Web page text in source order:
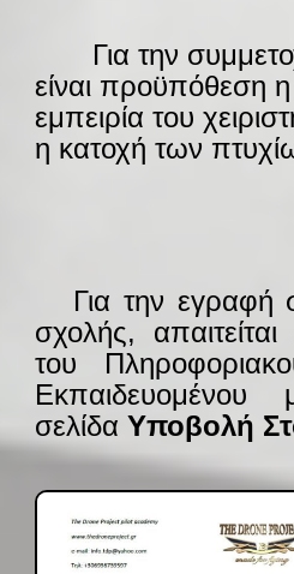
Για την
είναι προϋπόθεση η
εμπειρία του
η κατοχή των
Για την εγραφή
σχολής,
του
σελίδα Υποβολή